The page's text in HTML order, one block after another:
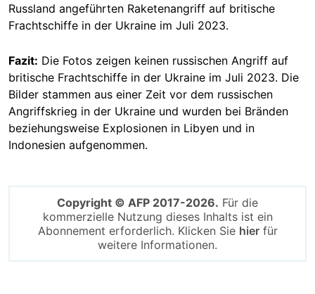
Russland angeführten Raketenangriff auf britische
Frachtschiffe in der Ukraine im Juli 2023.
Fazit: Die Fotos zeigen keinen russischen Angriff auf
britische Frachtschiffe in der Ukraine im Juli 2023. Die
Bilder stammen aus einer Zeit vor dem russischen
Angriffskrieg in der Ukraine und wurden bei Bränden
beziehungsweise Explosionen in Libyen und in
Indonesien aufgenommen.
Copyright © AFP 2017-2026. Für die
kommerzielle Nutzung dieses Inhalts ist ein
Abonnement erforderlich. Klicken Sie hierfür
weitere Informationen.